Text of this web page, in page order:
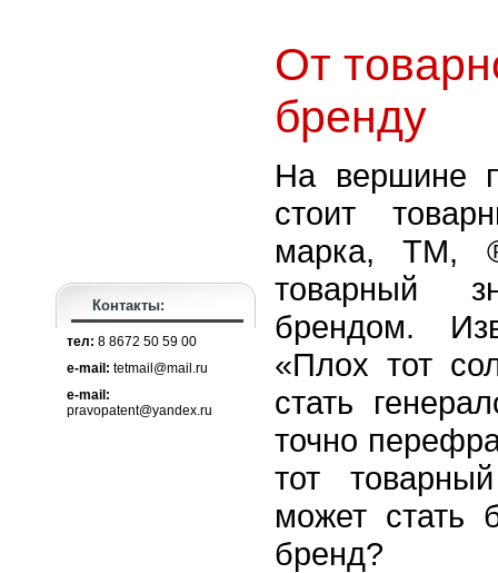
Контакты:
тел: 8 8672 50 59 00
e-mail: tetmail@mail.ru
e-mail:
pravopatent@yandex.ru
От
бренду
На вершине
стоит
марка, ТМ,
товарный
брендом.
«Плох тот
стать
точно
тот
может стать
бренд?